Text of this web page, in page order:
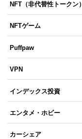
NFT（非代替性トークン）
NFTゲーム
Puffpaw
VPN
インデックス投資
エンタメ・ホビー
カーシェア